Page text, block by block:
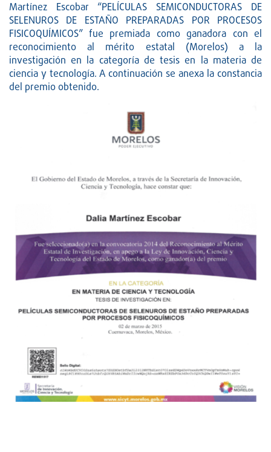
Martínez Escobar “PELÍCULAS SEMICONDUCTORAS DE
SELENUROS DE ESTAÑO PREPARADAS POR PROCESOS
FISICOQUÍMICOS” fue premiada como ganadora con el
reconocimiento al mérito estatal (Morelos) a la
investigación en la categoría de tesis en la materia de
ciencia y tecnología. A continuación se anexa la constancia
del premio obtenido.